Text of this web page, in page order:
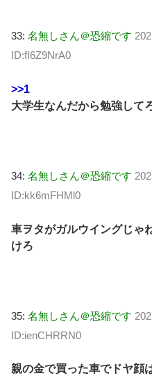
33: 名無しさん＠恐縮です
ID:fI6Z9NrA0
>>1
大学生なんだから勉強して
34: 名無しさん＠恐縮です
ID:kk6mFHMl0
車ヲタがガルウイングじゃ
けろ
35: 名無しさん＠恐縮です
ID:ienCHRRN0
親の金で買った車でドヤ顔